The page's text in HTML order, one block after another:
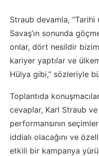
Straub devamla,
Savaş’ın sonunda
onlar, dört nesildir
kariyer yaptılar ve
Hülya gibi,” sözleriyle
Toplantıda
cevaplar, Karl Straub ve
performansının
iddialı olacağını ve
etkili bir kampanya